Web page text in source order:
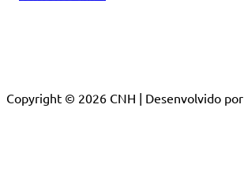
Copyright © 2026 CNH | Desenvolvido por